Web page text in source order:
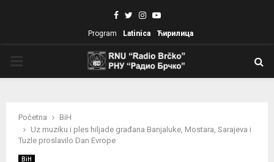
Facebook
TwitterInstagram
Youtube
Program Latinica Ћирилица
Početna
BiH
Uz muziku i ples hiljade građana Banjaluke, Mostara, Sarajeva i
Tuzle proslavilo Dan Evrope
BiH